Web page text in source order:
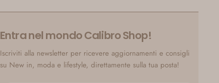
Entra nel mondo Calibro Shop!
Iscriviti alla newsletter per ricevere aggiornamenti e consigli
su New in, moda e lifestyle, direttamente sulla tua posta!